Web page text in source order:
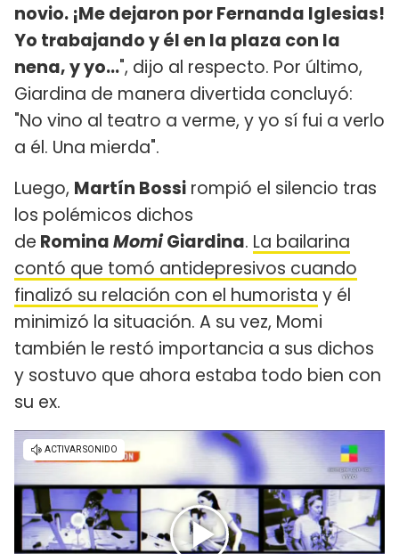
novio. ¡Me dejaron por Fernanda Iglesias!
Yo trabajando y él en la plaza con la
nena, y yo...", dijo al respecto. Por último,
Giardina de manera divertida concluyó:
"No vino al teatro a verme, y yo sí fui a verlo
a él. Una mierda".
Luego, Martín Bossi rompió el silencio tras
los polémicos dichos
de RominaMomiGiardina. La bailarina
contó que tomó antidepresivos cuando
finalizó su relación con el humorista y él
minimizó la situación. A su vez, Momi
también le restó importancia a sus dichos
y sostuvo que ahora estaba todo bien con
su ex.